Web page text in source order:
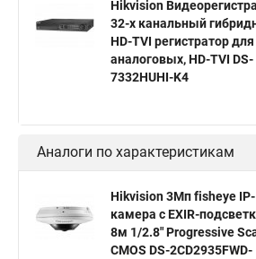
Hikvision ds 2cd1148
hikvision ds 2cd2042wd i Видеокамера
Видеокамеры
Камера
Видеокамера hikvision hiwatch
Камера Hikvision ds 2cd2442fwd
Уличная камера Hikvision ip camera
Hikvision поворотная камера
Hikvision
32-х канальный
HD-TVI регистратор для
аналоговых, HD-TVI DS-
7332HUHI-K4
Аналоги по характеристикам
Hikvision 3Мп fisheye IP-
камера c EXIR-
8м 1/2.8" Progressive
CMOS DS-2CD2935FWD-